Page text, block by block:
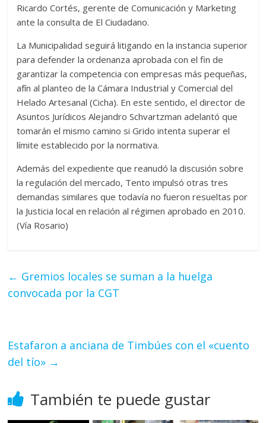
Ricardo Cortés, gerente de Comunicación y Marketing
ante la consulta de El Ciudadano.
La Municipalidad seguirá litigando en la instancia superior
para defender la ordenanza aprobada con el fin de
garantizar la competencia con empresas más pequeñas,
afín al planteo de la Cámara Industrial y Comercial del
Helado Artesanal (Cicha). En este sentido, el director de
Asuntos Jurídicos Alejandro Schvartzman adelantó que
tomarán el mismo camino si Grido intenta superar el
límite establecido por la normativa.
Además del expediente que reanudó la discusión sobre
la regulación del mercado, Tento impulsó otras tres
demandas similares que todavía no fueron resueltas por
la Justicia local en relación al régimen aprobado en 2010.
(Vía Rosario)
← Gremios locales se suman a la huelga
convocada por la CGT
Estafaron a anciana de Timbúes con el «cuento
del tío» →
También te puede gustar